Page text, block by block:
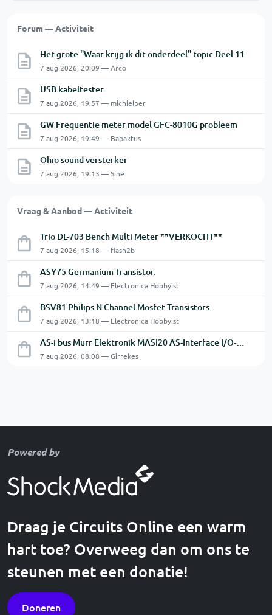
Forum — Activiteit
Het grote "Waar krijg ik dit onderdeel" topic Deel 11
7 aug 2026, 20:09 — Arco
USB kabeltester
7 aug 2026, 19:57 — michielper
GW Frequentie meter model GFC-8010G probleem
7 aug 2026, 19:49 — Bapaktus
Ohio sound versterker
7 aug 2026, 19:13 — Sine
Vraag & Aanbod — Activiteit
Trio DL-703 Bench Multi Meter **VERKOCHT**
7 aug 2026, 15:18 — flash2b
ASY75 Germanium Transistor.
7 aug 2026, 14:49 — Electronica Hobbyist
BSV81 Philips N Channel Mosfet Transistors.
7 aug 2026, 13:18 — Electronica Hobbyist
AS-i bus Murr Elektronik MASI20 AS-Interface I/O-module 56440
7 aug 2026, 08:08 — Girrekes
Powered by
Draag je Circuits Online een warm
hart toe? Overweeg dan om ons te
steunen met een donatie!
Doneren